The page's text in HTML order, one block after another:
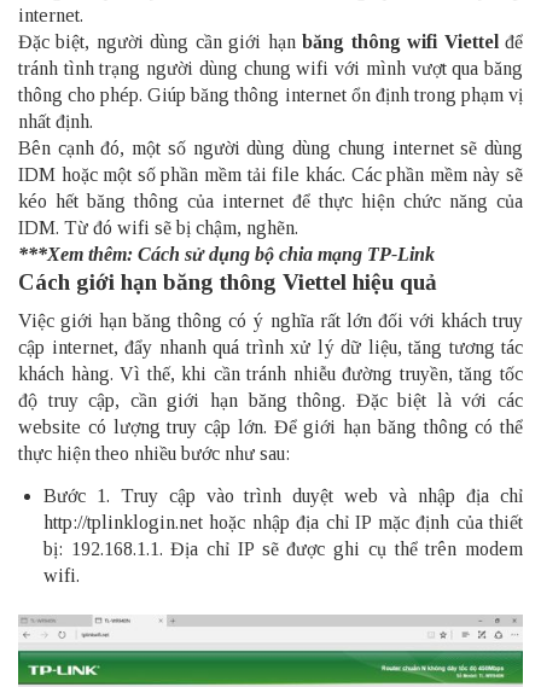
internet.
Đặc biệt, người dùng cần giới hạnbăng thông wifi Viettel để
tránh tình trạng người dùng chung wifi với mình vượt qua băng
thông cho phép. Giúp băng thông internet ổn định trong phạm vị
nhất định.
Bên cạnh đó, một số người dùng dùng chung internet sẽ dùng
IDM hoặc một số phần mềm tải file khác. Các phần mềm này sẽ
kéo hết băng thông của internet để thực hiện chức năng của
IDM. Từ đó wifi sẽ bị chậm, nghẽn.
***Xem thêm: Cách sử dụng bộ chia mạng TP-Link
Cách giới hạn băng thông Viettel hiệu quả
Việc giới hạn băng thông có ý nghĩa rất lớn đối với khách truy
cập internet, đẩy nhanh quá trình xử lý dữ liệu, tăng tương tác
khách hàng. Vì thế, khi cần tránh nhiễu đường truyền, tăng tốc
độ truy cập, cần giới hạn băng thông. Đặc biệt là với các
website có lượng truy cập lớn. Để giới hạn băng thông có thể
thực hiện theo nhiều bước như sau:
Bước 1. Truy cập vào trình duyệt web và nhập địa chỉ
http://tplinklogin.nethoặc nhập địa chỉ IP mặc định của thiết
bị: 192.168.1.1. Địa chỉ IP sẽ được ghi cụ thể trên modem
wifi.